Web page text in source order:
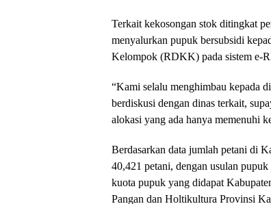
Terkait kekosongan stok ditingkat
menyalurkan pupuk bersubsidi
Kelompok (RDKK) pada sistem e-
“Kami selalu menghimbau kepada
berdiskusi dengan dinas terkait,
alokasi yang ada hanya memenuhi
Berdasarkan data jumlah petani di
40,421 petani, dengan usulan
kuota pupuk yang didapat
Pangan dan Holtikultura Provinsi